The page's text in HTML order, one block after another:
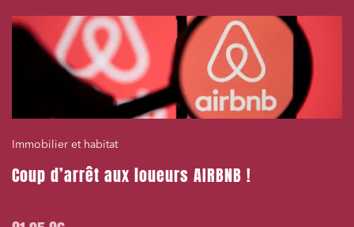
Immobilier et habitat
Coup d’arrêt aux loueurs AIRBNB !